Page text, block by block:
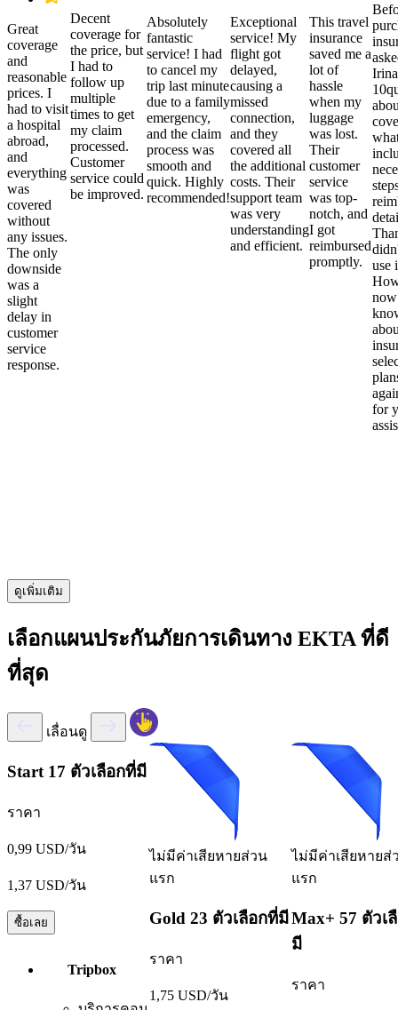
Great
coverage
and
reasonable
prices. I
had to visit
a hospital
abroad,
and
everything
was
covered
without
any issues.
The only
downside
was a
slight
delay in
customer
service
response.
Decent
coverage for
the price, but
I had to
follow up
multiple
times to get
my claim
processed.
Customer
service could
be improved.
Absolutely
fantastic
service! I had
to cancel my
trip last minute
due to a family
emergency,
and the claim
process was
smooth and
quick. Highly
recommended!
Exceptional
service! My
flight got
delayed,
causing a
missed
connection,
and they
covered all
the additional
costs. Their
support team
was very
understanding
and efficient.
This travel
insurance
saved me a
lot of
hassle
when my
luggage
was lost.
Their
customer
service
was top-
notch, and
I got
reimbursed
promptly.
use
for
ดูเพิ่มเติม
เลือกแผนประกันภัยการเดินทาง EKTA ที่ดี
ที่สุด
เลื่อนดู
Start 17 ตัวเลือกที่มี
ราคา
0,99 USD/วัน
1,37 USD/วัน
ซื้อเลย
Tripbox
ไม่มีค่าเสียหายส่วน
แรก
Gold 23 ตัวเลือกที่มี
ราคา
1,75 USD/วัน
ไม่มีค่าเสียหายส่
แรก
Max+ 57 ตัวเ
มี
ราคา